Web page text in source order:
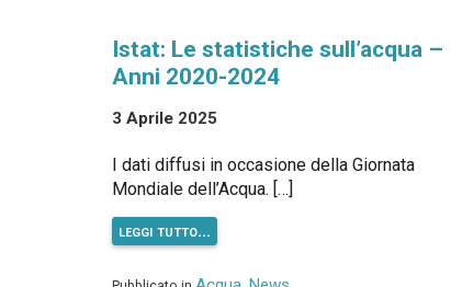
Istat: Le statistiche sull’acqua –
Anni 2020-2024
3 Aprile 2025
I dati diffusi in occasione della Giornata
Mondiale dell’Acqua. […]
leggi tutto…